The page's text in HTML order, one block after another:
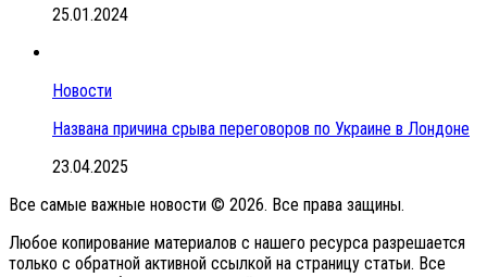
25.01.2024
Новости
Названа причина срыва переговоров по Украине в Лондоне
23.04.2025
Все самые важные новости © 2026. Все права защины.
Любое копирование материалов с нашего ресурса разрешается
только с обратной активной ссылкой на страницу статьи. Все